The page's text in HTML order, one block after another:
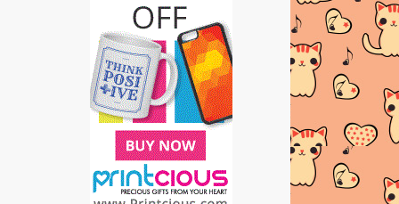
JOM MAIN KELIK2 NAK.. U KELIK
I.. I KELIK U? BOLE? =)
MENU IFTAR RAMADHAN YANG
LALU..
RESEPI NASI AYAM SIMPLE TAPI
SEDAP!
NASI LEMAK HOME MADE